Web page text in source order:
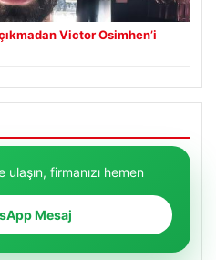
Victor Osimhen’i
firmanızı hemen
Mesaj